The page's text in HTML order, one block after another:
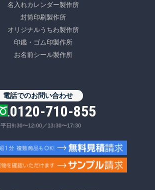
名入れカレンダー製作所
封筒印刷製作所
オリジナルうちわ製作所
印鑑・ゴム印製作所
お名前シール製作所
電話でのお問い合わせ
0120-710-855
平日9:30〜12:00／13:30〜17:30